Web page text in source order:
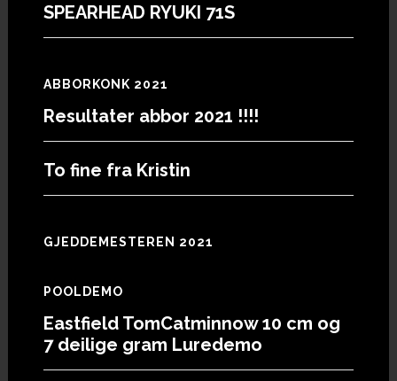
SPEARHEAD RYUKI 71S
ABBORKONK 2021
Resultater abbor 2021 !!!!
To fine fra Kristin
GJEDDEMESTEREN 2021
POOLDEMO
Eastfield TomCatminnow 10 cm og
7 deilige gram Luredemo